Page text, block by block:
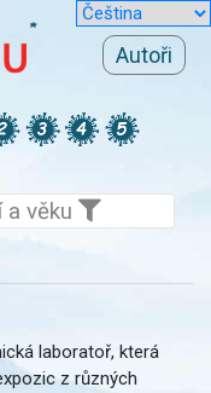
Autoři
a věku
laboratoř, která
z různých